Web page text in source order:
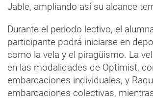
Jable, ampliando así su alcance
Durante el periodo lectivo, el
participante podrá iniciarse en
como la vela y el piragüismo. La
en las modalidades de Optimist,
embarcaciones individuales, y
embarcaciones colectivas,